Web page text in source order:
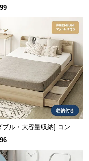
ボンネルコイル
ブル・大容量収納] コンセ
付きベッド プレミアムマ